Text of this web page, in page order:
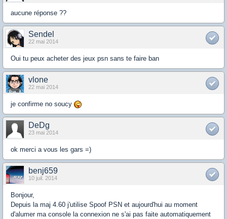
aucune réponse ??
Sendel
22 mai 2014
Oui tu peux acheter des jeux psn sans te faire ban
vlone
22 mai 2014
je confirme no soucy
DeDg
23 mai 2014
ok merci a vous les gars =)
benj659
10 juil. 2014
Bonjour,
Depuis la maj 4.60 j'utilise Spoof PSN et aujourd'hui au moment
d'alumer ma console la connexion ne s'ai pas faite automatiquement